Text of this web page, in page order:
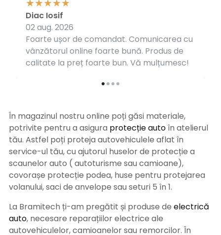
Foarte ușor de comandat. Comunicarea cu
vânzătorul online foarte bună. Produs de
calitate la preț foarte bun. Vă mulțumesc!
Diac Iosif
02 aug. 2026
În magazinul nostru online poți găsi materiale,
potrivite pentru a asigura protecție autoîn atelierul
tău. Astfel poți proteja autovehiculele aflat în
service-ul tău, cu ajutorul huselor de protecție a
scaunelor auto ( autoturisme sau camioane),
covorașe protecție podea, huse pentru protejarea
volanului, saci de anvelope sau seturi 5 în 1.
La Bramitech ți-am pregătit și produse de electrică
auto, necesare reparațiilor electrice ale
autovehiculelor, camioanelor sau remorcilor. În